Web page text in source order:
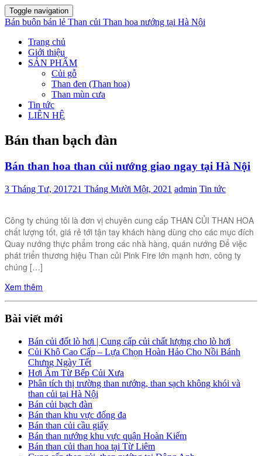
Toggle navigation
Bán buôn bán lẻ Than củi Than hoa nướng tại Hà Nội
Trang chủ
Giới thiệu
SẢN PHẨM
Củi gỗ
Than đen (Than hoa)
Than mùn cưa
Tin tức
LIÊN HỆ
Bán than bạch đàn
Bán than hoa than củi nướng giao ngay tại Hà Nội
3 Tháng Tư, 201721 Tháng Mười Một, 2021 admin Tin tức
Công ty chúng tôi là đơn vị chuyên cung cấp THAN CỦI THAN HOA
chất lượng tốt, giá rẻ tới tận tay khách hàng dùng cho các mục đích
Quay nướng thực phẩm trong các nhà hàng, quán nướng Để việc
phát triển thương hiệu Than củi Pink Fire lớn mạnh hơn, công ty
chúng […]
Xem thêm
Bài viết mới
Bán củi đốt lò hơi | Cung cấp củi chất lượng cho lò hơi
Củi Khô Cao Cấp – Lựa Chọn Hoàn Hảo Cho Nồi Bánh
Chưng Ngày Tết
Hơi Ấm Từ Bếp Củi Xưa
Phân tích thị trường than nướng, than sạch không khói và
than củi tại Hà Nội
Bán củi bạch đàn
Bán than khu vực đống đa
Bán than củi cầu giấy
Bán than nướng khu vực quận Hoàn Kiếm
Bán than củi than hoa tại Từ Liêm